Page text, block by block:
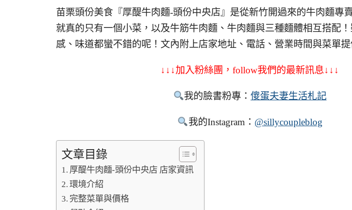
苗栗頭份美食『厚醍牛肉麵-頭份中央店』是從新竹開過來的牛肉麵專
就真的只有一個小菜，以及牛筋牛肉麵、牛肉麵與三種麵體相互搭配
感、味道都蠻不錯的呢！文內附上店家地址、電話、營業時間與菜單提
↓↓↓加入粉絲團，follow我們的最新訊息↓↓↓
我的臉書粉專：傻蛋夫妻生活札記
我的Instagram： @sillycoupleblog
文章目錄
厚醍牛肉麵-頭份中央店 店家資訊
環境介紹
完整菜單與價格